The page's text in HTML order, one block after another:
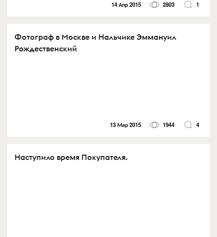
14 Апр 2015 2803 1
Фотограф в Москве и Нальчике Эммануил
Рождественский
13 Мар 2015 1944 4
Наступило время Покупателя.